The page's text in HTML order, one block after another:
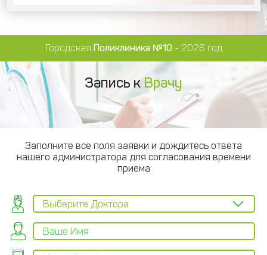
Городская Поликлиника №10 - 2026 год
Запись кВрачу
Заполните все поля заявки и дождитесь ответа
нашего администратора для согласования времени
приема